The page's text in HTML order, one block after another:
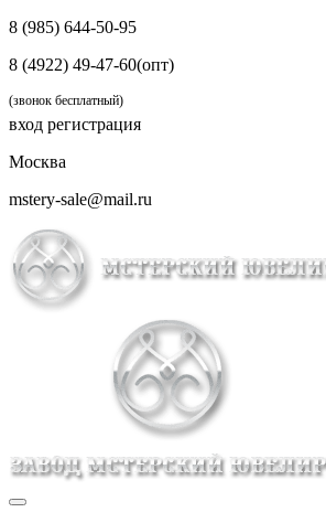
8 (985) 644-50-95
8 (4922) 49-47-60(опт)
(звонок бесплатный)
вход регистрация
Москва
mstery-sale@mail.ru